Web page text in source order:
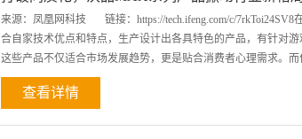
来源：凤凰网科技 链接：https://tech.ifeng.com/c/7rkToi24SV8
合自家技术优点和特点，生产设计出各具特色的产品，有针对
这些产品不仅适合市场发展趋势，更是贴合消费者心理需求。而
查看详情